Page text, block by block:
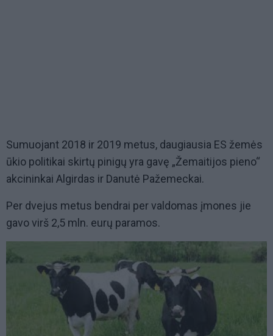
Sumuojant 2018 ir 2019 metus, daugiausia ES žemės
ūkio politikai skirtų pinigų yra gavę „Žemaitijos pieno“
akcininkai Algirdas ir Danutė Pažemeckai.
Per dvejus metus bendrai per valdomas įmones jie
gavo virš 2,5 mln. eurų paramos.